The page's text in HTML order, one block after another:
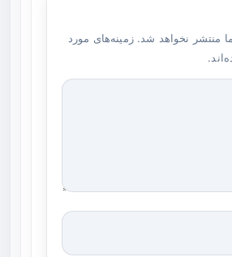
منتشر نخواهد شد. زمینه‌های مورد